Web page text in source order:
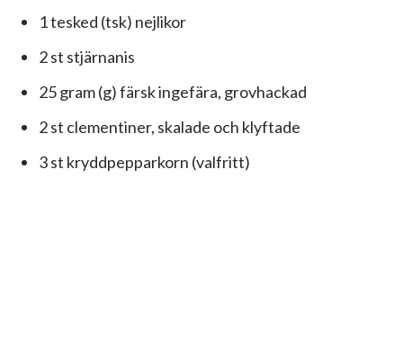
1 tesked (tsk) nejlikor
2 st stjärnanis
25 gram (g) färsk ingefära, grovhackad
2 st clementiner, skalade och klyftade
3 st kryddpepparkorn (valfritt)